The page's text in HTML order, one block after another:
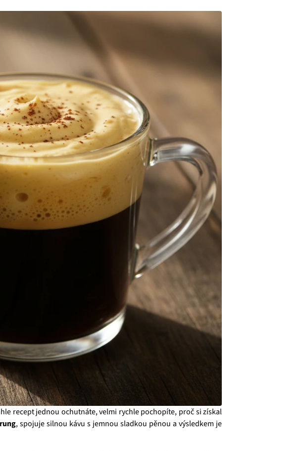
recept jednou ochutnáte, velmi rychle pochopíte, proč si získal
, spojuje silnou kávu s jemnou sladkou pěnou a výsledkem je